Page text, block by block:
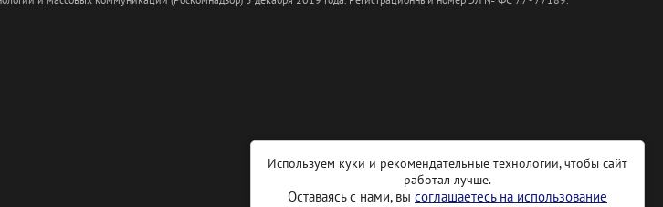
Используем куки и рекомендательные технологии, чтобы сайт
работал лучше.
Оставаясь с нами, вы соглашаетесь на использование